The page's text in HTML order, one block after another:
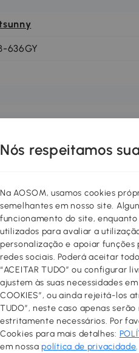
636GY
no seu espaço
confortável, prático e
toldos, guarda-sóis, pisos
Nós respeitamos
Na AOSOM, usamos cookies
semelhantes em nosso site.
funcionamento do site,
utilizados para avaliar a
personalização e apoiar
redes sociais. Poderá aceitar
“ACEITAR TUDO” ou configurar
ajustem às suas necessidades em
COOKIES”, ou ainda rejeitá-los
TUDO”, neste caso apenas
estritamente necessários. Por
Cookies para mais detalhes:
em nossapolítica de privacidade.